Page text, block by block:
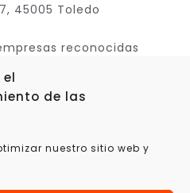
de las
nuestro sitio web y
45005 Toledo
reconocidas